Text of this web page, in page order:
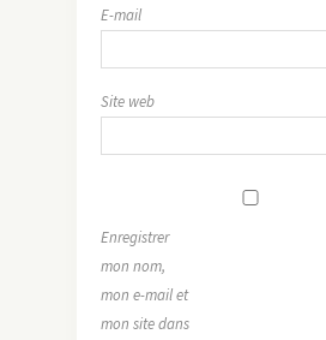
E-mail
Site web
Enregistrer
mon nom,
mon e-mail et
mon site dans